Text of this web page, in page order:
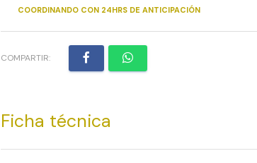
COORDINANDO CON 24HRS DE ANTICIPACIÓN
COMPARTIR:
Ficha técnica